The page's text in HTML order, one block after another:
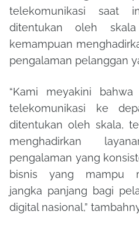
telekomunikasi saat
ditentukan oleh
kemampuan
pengalaman pelanggan
“Kami meyakini
telekomunikasi ke
ditentukan oleh skala,
menghadirkan
pengalaman yang
bisnis yang mampu
jangka panjang bagi
digital nasional,”